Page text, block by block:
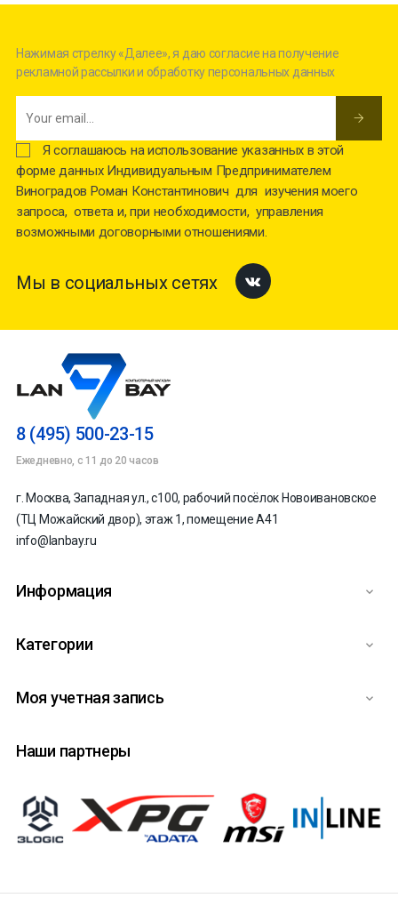
Нажимая стрелку «Далее», я даю согласие на получение
рекламной рассылки и обработку персональных данных
Я соглашаюсь на использование указанных в этой
форме данных Индивидуальным Предпринимателем
Виноградов Роман Константинович для изучения моего
запроса, ответа и, при необходимости, управления
возможными договорными отношениями.
Мы в социальных сетях Facebook
8 (495) 500-23-15
Ежедневно, с 11 до 20 часов
г. Москва, Западная ул., с100, рабочий посёлок Новоивановское
(ТЦ Можайский двор), этаж 1, помещение А41
info@lanbay.ru
Информация 
Категории 
Моя учетная запись 
Наши партнеры